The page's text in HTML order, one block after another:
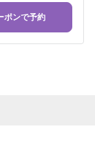
ポンで予約